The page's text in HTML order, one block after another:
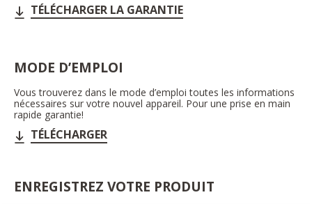
TÉLÉCHARGER LA GARANTIE
MODE D’EMPLOI
Vous trouverez dans le mode d’emploi toutes les informations
nécessaires sur votre nouvel appareil. Pour une prise en main
rapide garantie!
TÉLÉCHARGER
ENREGISTREZ VOTRE PRODUIT